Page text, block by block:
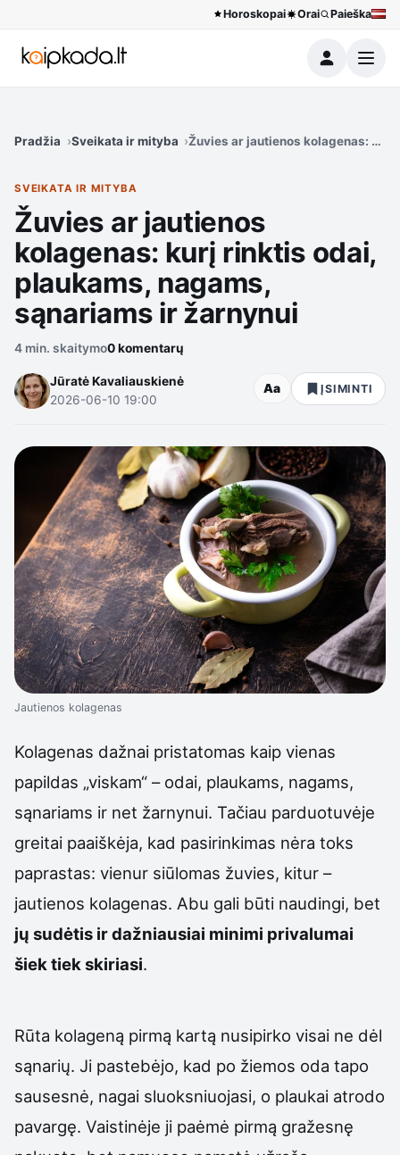
Horoskopai Orai Paieška
Meniu
Pradžia Sveikata ir mityba Žuvies ar jautienos kolagenas:
SVEIKATA IR MITYBA
Žuvies ar jautienos
kolagenas: kurį rinktis odai,
plaukams, nagams,
sąnariams ir žarnynui
4 min. skaitymo0 komentarų
Jūratė Kavaliauskienė
2026-06-10 19:00
Aa ĮSIMINTI
Jautienos kolagenas
Kolagenas dažnai pristatomas kaip vienas
papildas „viskam“ – odai, plaukams, nagams,
sąnariams ir net žarnynui. Tačiau parduotuvėje
greitai paaiškėja, kad pasirinkimas nėra toks
paprastas: vienur siūlomas žuvies, kitur –
jautienos kolagenas. Abu gali būti naudingi, bet
jų sudėtis ir dažniausiai minimi privalumai
šiek tiek skiriasi.
Rūta kolageną pirmą kartą nusipirko visai ne dėl
sąnarių. Ji pastebėjo, kad po žiemos oda tapo
sausesnė, nagai sluoksniuojasi, o plaukai atrodo
pavargę. Vaistinėje ji paėmė pirmą gražesnę